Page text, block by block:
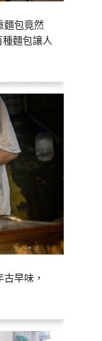
麵包竟然
麵包讓人
早味，